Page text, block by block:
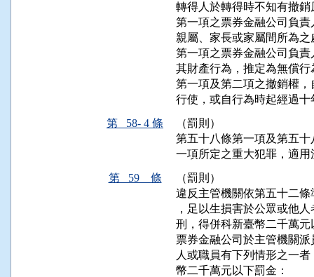
轉得人於轉得時不知有撤
第一項之票券金融公司負
親屬、家長或家屬間所為
第一項之票券金融公司負
其財產行為，推定為無償行
第一項及第二項之撤銷權
行使，或自行為時起經過十
第 58- 4 條
（罰則）
第五十八條第一項及第五
一項所定之重大犯罪，適
第 59 條
（罰則）
違反主管機關依第五十二
，足以生損害於公眾或他
刑，得併科新臺幣二千萬元
票券金融公司於主管機關
人或職員有下列情形之一
幣二千萬元以下罰金：